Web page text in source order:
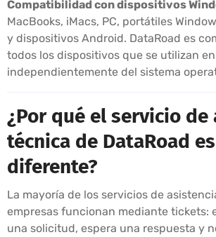
Compatibilidad con dispositivos
MacBooks, iMacs, PC, portátiles
y dispositivos Android. DataRoad es
todos los dispositivos que se utilizan
independientemente del sistema
¿Por qué el servicio de
técnica de DataRoad es
diferente?
La mayoría de los servicios de
empresas funcionan mediante tickets:
una solicitud, espera una respuesta y